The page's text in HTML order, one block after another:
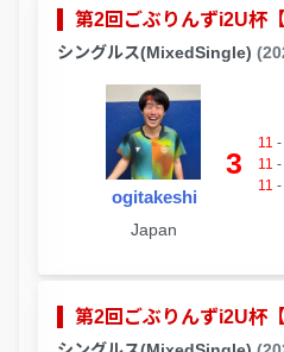
第2回ごぶりんずi2U杯
シングルス(MixedSingle)
ogitakeshi
Japan
3
11 -
11 -
11 -
第2回ごぶりんずi2U杯